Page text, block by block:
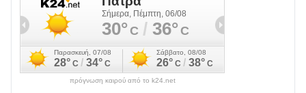
πρόγνωση καιρού από το k24.net